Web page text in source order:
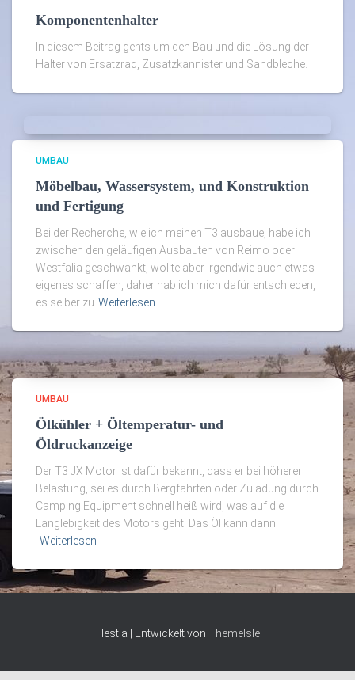
Komponentenhalter
In diesem Beitrag gehts um den Bau und die Lösung der
Halter von Ersatzrad, Zusatzkannister und Sandbleche.
UMBAU
Möbelbau, Wassersystem, und Konstruktion
und Fertigung
Bei der Recherche, wie ich meinen T3 ausbaue, habe ich
zwischen den geläufigen Ausbauten von Reimo oder
Westfalia geschwankt, wollte aber irgendwie auch etwas
eigenes schaffen, daher hab ich mich dafür entschieden,
es selber zu Weiterlesen
UMBAU
Ölkühler + Öltemperatur- und
Öldruckanzeige
Der T3 JX Motor ist dafür bekannt, dass er bei höherer
Belastung, sei es durch Bergfahrten oder Zuladung durch
Camping Equipment schnell heiß wird, was auf die
Langlebigkeit des Motors geht. Das Öl kann dann
Weiterlesen
Hestia | Entwickelt von ThemeIsle